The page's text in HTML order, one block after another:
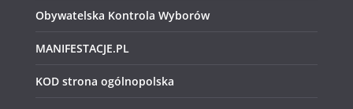
Obywatelska Kontrola Wyborów
MANIFESTACJE.PL
KOD strona ogólnopolska